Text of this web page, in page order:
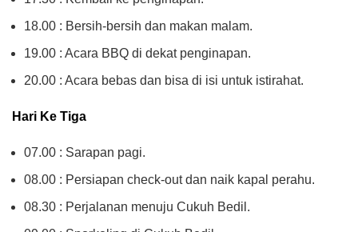
18.00 : Bersih-bersih dan makan malam.
19.00 : Acara BBQ di dekat penginapan.
20.00 : Acara bebas dan bisa di isi untuk istirahat.
Hari Ke Tiga
07.00 : Sarapan pagi.
08.00 : Persiapan check-out dan naik kapal perahu.
08.30 : Perjalanan menuju Cukuh Bedil.